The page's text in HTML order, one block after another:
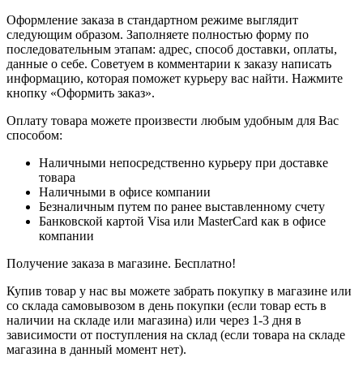
Оформление заказа в стандартном режиме выглядит
следующим образом. Заполняете полностью форму по
последовательным этапам: адрес, способ доставки, оплаты,
данные о себе. Советуем в комментарии к заказу написать
информацию, которая поможет курьеру вас найти. Нажмите
кнопку «Оформить заказ».
Оплату товара можете произвести любым удобным для Вас
способом:
Наличными непосредственно курьеру при доставке
товара
Наличными в офисе компании
Безналичным путем по ранее выставленному счету
Банковской картой Visa или MasterCard как в офисе
компании
Получение заказа в магазине. Бесплатно!
Купив товар у нас вы можете забрать покупку в магазине или
со склада самовывозом в день покупки (если товар есть в
наличии на складе или магазина) или через 1-3 дня в
зависимости от поступления на склад (если товара на складе
магазина в данный момент нет).